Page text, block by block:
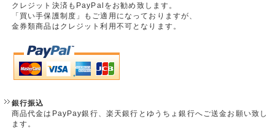
クレジット決済もPayPalをお勧め致します。
「買い手保護制度」もご適用になっておりますが、
金券類商品はクレジット利用不可となります。
銀行振込
商品代金はPayPay銀行、楽天銀行とゆうちょ銀行へご送金お願い致し
ます。